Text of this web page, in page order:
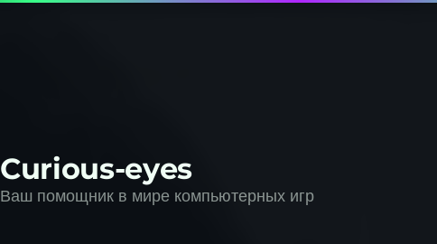
Curious-eyes
Ваш помощник в мире компьютерных игр